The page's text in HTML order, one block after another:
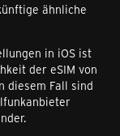
ähnliche
in iOS ist
der eSIM von
diesem Fall sind